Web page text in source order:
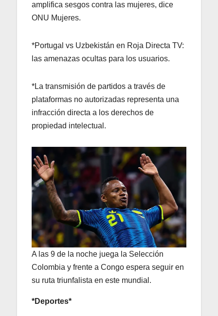
amplifica sesgos contra las mujeres, dice
ONU Mujeres.
*Portugal vs Uzbekistán en Roja Directa TV:
las amenazas ocultas para los usuarios.
*La transmisión de partidos a través de
plataformas no autorizadas representa una
infracción directa a los derechos de
propiedad intelectual.
A las 9 de la noche juega la Selección
Colombia y frente a Congo espera seguir en
su ruta triunfalista en este mundial.
*Deportes*